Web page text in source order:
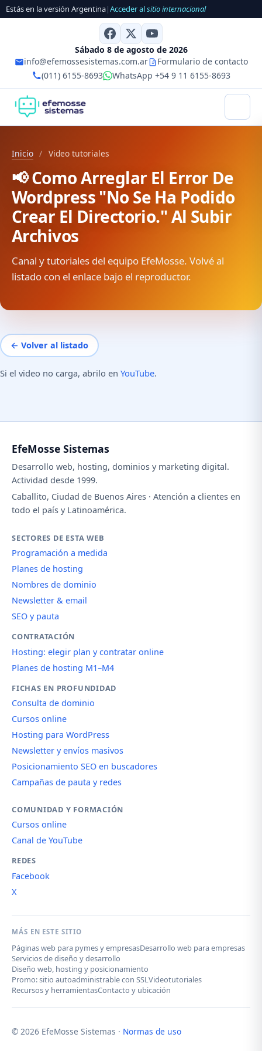
Estás en la versión Argentina|Acceder alsitio internacional
Sábado 8 de agosto de 2026
info@efemossesistemas.com.ar
Formulario de contacto
(011) 6155-8693
WhatsApp +54 9 11 6155-8693
Inicio / Video tutoriales
📢 Como Arreglar El Error De
Wordpress "No Se Ha Podido
Crear El Directorio." Al Subir
Archivos
Canal y tutoriales del equipo EfeMosse. Volvé al
listado con el enlace bajo el reproductor.
← Volver al listado
Si el video no carga, abrilo en YouTube.
EfeMosse Sistemas
Desarrollo web, hosting, dominios y marketing digital.
Actividad desde 1999.
Caballito, Ciudad de Buenos Aires · Atención a clientes en
todo el país y Latinoamérica.
SECTORES DE ESTA WEB
Programación a medida
Planes de hosting
Nombres de dominio
Newsletter & email
SEO y pauta
CONTRATACIÓN
Hosting: elegir plan y contratar online
Planes de hosting M1–M4
FICHAS EN PROFUNDIDAD
Consulta de dominio
Cursos online
Hosting para WordPress
Newsletter y envíos masivos
Posicionamiento SEO en buscadores
Campañas de pauta y redes
COMUNIDAD Y FORMACIÓN
Cursos online
Canal de YouTube
REDES
Facebook
X
MÁS EN ESTE SITIO
Páginas web para pymes y empresasDesarrollo web para empresas
Servicios de diseño y desarrollo
Diseño web, hosting y posicionamiento
Promo: sitio autoadministrable con SSLVideotutoriales
Recursos y herramientasContacto y ubicación
© 2026 EfeMosse Sistemas · Normas de uso